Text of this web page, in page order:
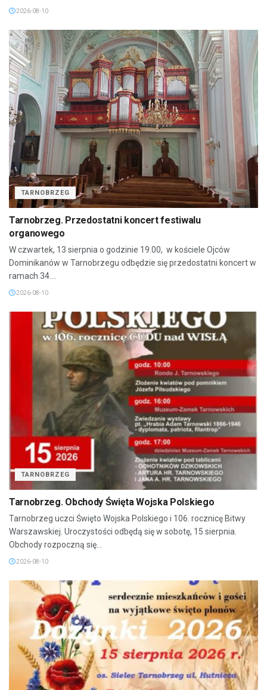
2026-08-10
TARNOBRZEG
Tarnobrzeg. Przedostatni koncert festiwalu
organowego
W czwartek, 13 sierpnia o godzinie 19.00, w kościele Ojców
Dominikanów w Tarnobrzegu odbędzie się przedostatni koncert w
ramach 34....
2026-08-10
TARNOBRZEG
Tarnobrzeg. Obchody Święta Wojska Polskiego
Tarnobrzeg uczci Święto Wojska Polskiego i 106. rocznicę Bitwy
Warszawskiej. Uroczystości odbędą się w sobotę, 15 sierpnia.
Obchody rozpoczną się...
2026-08-10